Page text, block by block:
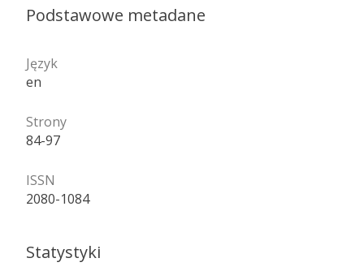
Podstawowe metadane
Język
en
Strony
84-97
ISSN
2080-1084
Statystyki